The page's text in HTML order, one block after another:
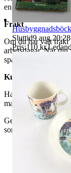
en avgift på 84 kr
Frakt
Om du har valt frakt
arbetsdagar. När
spårningsnummer
Kundservice
Har du frågor eller
mail:
Genom att buda på
som du hittar på vår
Sluttid9 aug 20:28
Pris:110 kr,